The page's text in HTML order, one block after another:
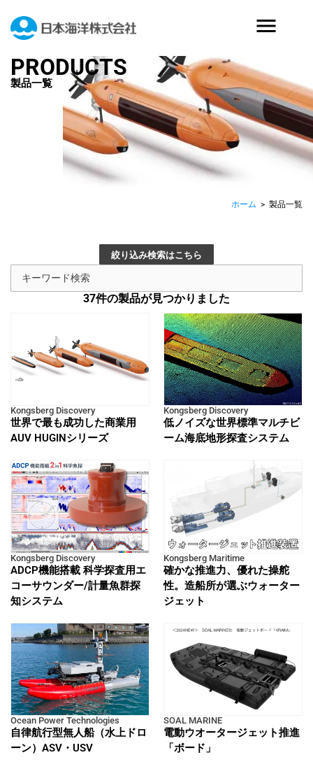
PRODUCTS
製品一覧
ホーム > 製品一覧
絞り込み検索はこちら
37件の製品が見つかりました
Kongsberg Discovery
世界で最も成功した商業用
AUV HUGINシリーズ
Kongsberg Discovery
低ノイズな世界標準マルチビ
ーム海底地形探査システム
Kongsberg Discovery
ADCP機能搭載 科学探査用エ
コーサウンダー/計量魚群探
知システム
Kongsberg Maritime
確かな推進力、優れた操舵
性。造船所が選ぶウォーター
ジェット
Ocean Power Technologies
自律航行型無人船（水上ドロ
ーン）ASV・USV
SOAL MARINE
電動ウオータージェット推進
「ボード」